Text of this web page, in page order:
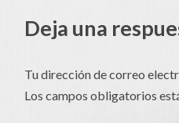
artículos
Deja una
Tu dirección de correo
Los campos obligatorios